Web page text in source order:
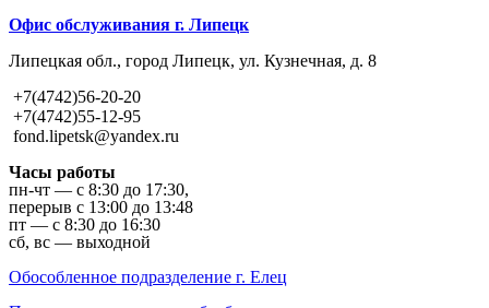
Офис обслуживания г. Липецк
Липецкая обл., город Липецк, ул. Кузнечная, д. 8
+7(4742)56-20-20
+7(4742)55-12-95
fond.lipetsk@yandex.ru
Часы работы
пн-чт — с 8:30 до 17:30,
перерыв с 13:00 до 13:48
пт — с 8:30 до 16:30
сб, вс — выходной
Обособленное подразделение г. Елец